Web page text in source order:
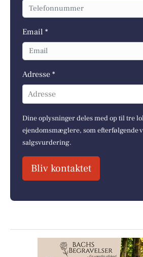
Email *
Adresse *
Adresse
Dine oplysninger deles med op til tre
ejendomsmæglere, som efterfølgende
salgsvurdering.
Bliv kontaktet